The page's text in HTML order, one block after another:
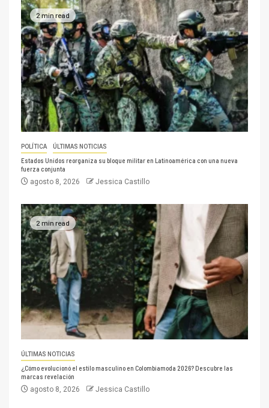
2 min read
POLÍTICA ÚLTIMAS NOTICIAS
Estados Unidos reorganiza su bloque militar en Latinoamérica con una nueva
fuerza conjunta
agosto 8, 2026 Jessica Castillo
2 min read
ÚLTIMAS NOTICIAS
¿Cómo evolucionó el estilo masculino en Colombiamoda 2026? Descubre las
marcas revelación
agosto 8, 2026 Jessica Castillo